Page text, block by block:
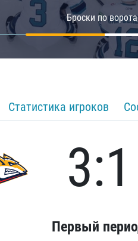
Броски по
Статистика игроков
3:1
Первый